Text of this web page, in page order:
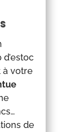
à votre
de